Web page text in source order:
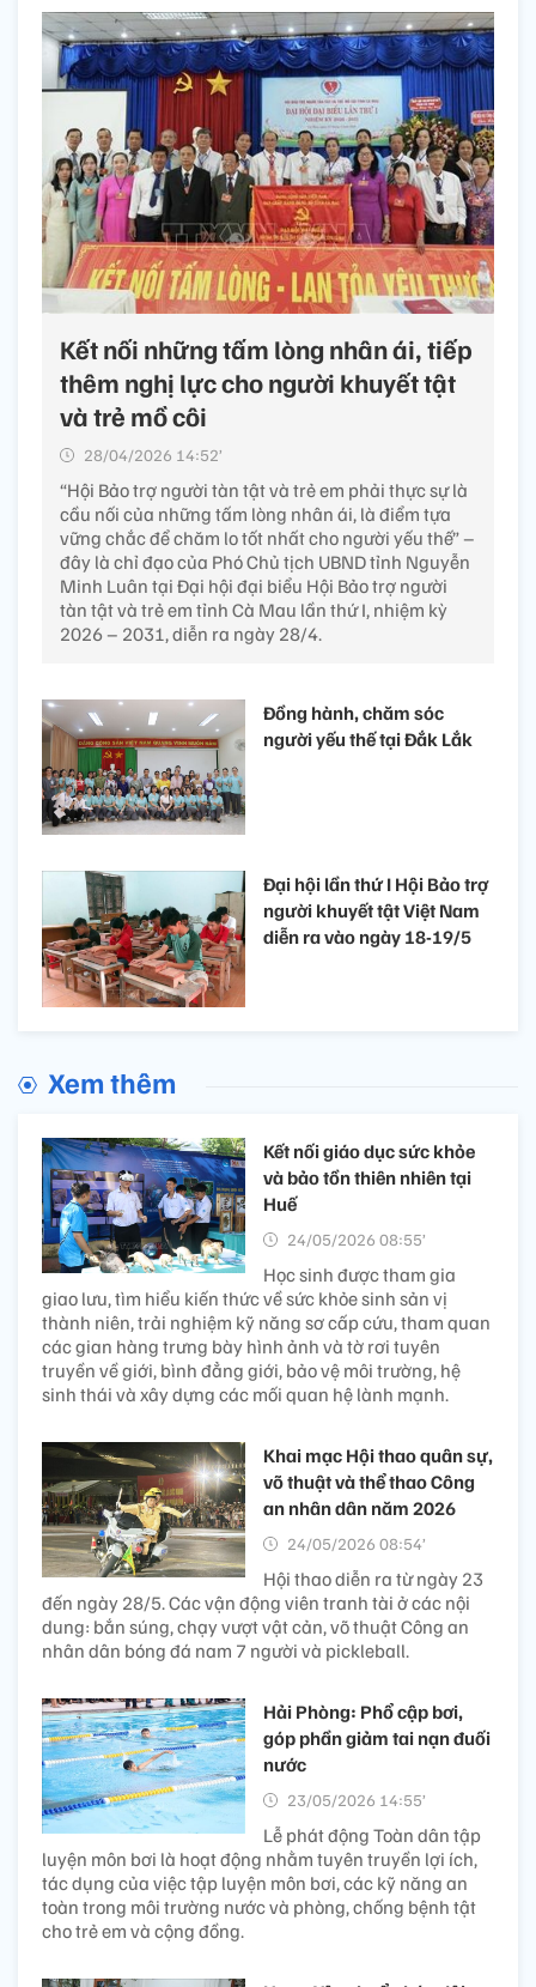
Kết nối những tấm lòng nhân ái, tiếp
thêm nghị lực cho người khuyết tật
và trẻ mồ côi
28/04/2026 14:52’
“Hội Bảo trợ người tàn tật và trẻ em phải thực sự là
cầu nối của những tấm lòng nhân ái, là điểm tựa
vững chắc để chăm lo tốt nhất cho người yếu thế” –
đây là chỉ đạo của Phó Chủ tịch UBND tỉnh Nguyễn
Minh Luân tại Đại hội đại biểu Hội Bảo trợ người
tàn tật và trẻ em tỉnh Cà Mau lần thứ I, nhiệm kỳ
2026 – 2031, diễn ra ngày 28/4.
Đồng hành, chăm sóc
người yếu thế tại Đắk Lắk
Đại hội lần thứ I Hội Bảo trợ
người khuyết tật Việt Nam
diễn ra vào ngày 18-19/5
Xem thêm
Kết nối giáo dục sức khỏe
và bảo tồn thiên nhiên tại
Huế
24/05/2026 08:55’
Học sinh được tham gia
giao lưu, tìm hiểu kiến thức về sức khỏe sinh sản vị
thành niên, trải nghiệm kỹ năng sơ cấp cứu, tham quan
các gian hàng trưng bày hình ảnh và tờ rơi tuyên
truyền về giới, bình đẳng giới, bảo vệ môi trường, hệ
sinh thái và xây dựng các mối quan hệ lành mạnh.
Khai mạc Hội thao quân sự,
võ thuật và thể thao Công
an nhân dân năm 2026
24/05/2026 08:54’
Hội thao diễn ra từ ngày 23
đến ngày 28/5. Các vận động viên tranh tài ở các nội
dung: bắn súng, chạy vượt vật cản, võ thuật Công an
nhân dân bóng đá nam 7 người và pickleball.
Hải Phòng: Phổ cập bơi,
góp phần giảm tai nạn đuối
nước
23/05/2026 14:55’
Lễ phát động Toàn dân tập
luyện môn bơi là hoạt động nhằm tuyên truyền lợi ích,
tác dụng của việc tập luyện môn bơi, các kỹ năng an
toàn trong môi trường nước và phòng, chống bệnh tật
cho trẻ em và cộng đồng.